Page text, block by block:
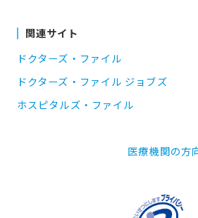
関連サイト
ドクターズ・ファイル
ドクターズ・ファイル ジョブズ
ホスピタルズ・ファイル
医療機関の方